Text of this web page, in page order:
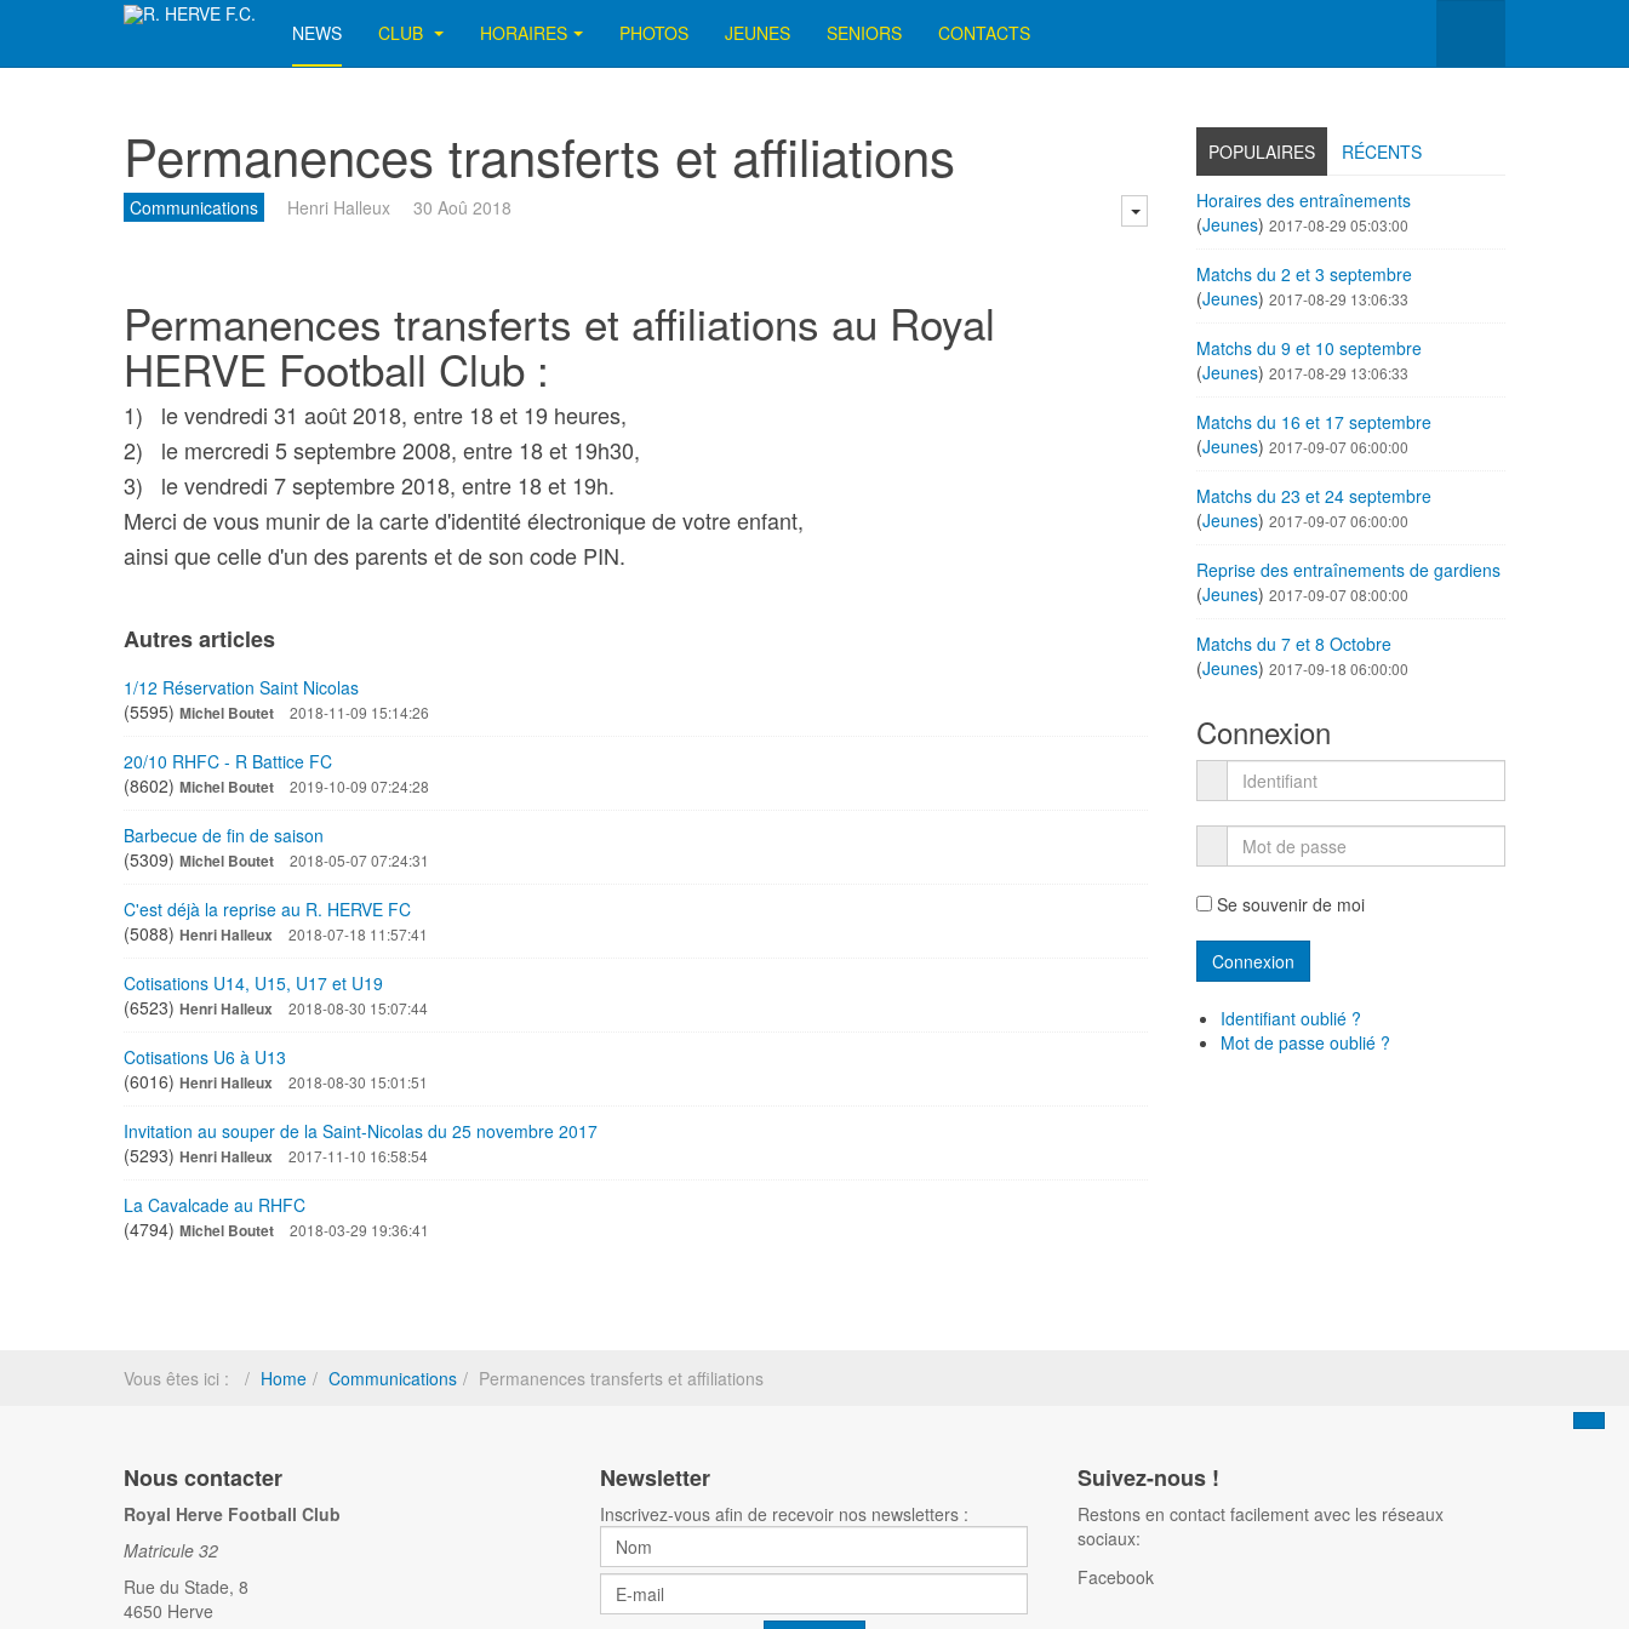
NEWS CLUB HORAIRES PHOTOS JEUNES SENIORS CONTACTS
Permanences transferts et affiliations
Communications Henri Halleux 30 Aoû 2018
Permanences transferts et affiliations au Royal
HERVE Football Club :
1) le vendredi 31 août 2018, entre 18 et 19 heures,
2) le mercredi 5 septembre 2008, entre 18 et 19h30,
3) le vendredi 7 septembre 2018, entre 18 et 19h.
Merci de vous munir de la carte d'identité électronique de votre enfant,
ainsi que celle d'un des parents et de son code PIN.
Autres articles
1/12 Réservation Saint Nicolas
(5595) Michel Boutet 2018-11-09 15:14:26
20/10 RHFC - R Battice FC
(8602) Michel Boutet 2019-10-09 07:24:28
Barbecue de fin de saison
(5309) Michel Boutet 2018-05-07 07:24:31
C'est déjà la reprise au R. HERVE FC
(5088) Henri Halleux 2018-07-18 11:57:41
Cotisations U14, U15, U17 et U19
(6523) Henri Halleux 2018-08-30 15:07:44
Cotisations U6 à U13
(6016) Henri Halleux 2018-08-30 15:01:51
Invitation au souper de la Saint-Nicolas du 25 novembre 2017
(5293) Henri Halleux 2017-11-10 16:58:54
La Cavalcade au RHFC
(4794) Michel Boutet 2018-03-29 19:36:41
POPULAIRES
RÉCENTS
Horaires des entraînements
(Jeunes) 2017-08-29 05:03:00
Matchs du 2 et 3 septembre
(Jeunes) 2017-08-29 13:06:33
Matchs du 9 et 10 septembre
(Jeunes) 2017-08-29 13:06:33
Matchs du 16 et 17 septembre
(Jeunes) 2017-09-07 06:00:00
Matchs du 23 et 24 septembre
(Jeunes) 2017-09-07 06:00:00
Reprise des entraînements de gardiens
(Jeunes) 2017-09-07 08:00:00
Matchs du 7 et 8 Octobre
(Jeunes) 2017-09-18 06:00:00
Connexion
Se souvenir de moi
Identifiant oublié ?
Mot de passe oublié ?
Vous êtes ici : Home Communications Permanences transferts et affiliations
Nous contacter
Royal Herve Football Club
Matricule 32
Rue du Stade, 8
4650 Herve
Newsletter
Inscrivez-vous afin de recevoir nos newsletters :
Suivez-nous !
Restons en contact facilement avec les réseaux
sociaux:
Facebook